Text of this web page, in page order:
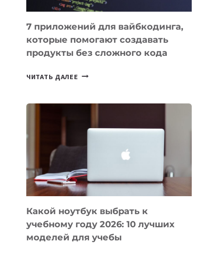
7 приложений для вайбкодинга,
которые помогают создавать
продукты без сложного кода
ЧИТАТЬ ДАЛЕЕ 7
ПОМОГАЮТ
СОЗДАВАТЬ
БЕЗ
СЛОЖНОГО
КОДА
Какой ноутбук выбрать к
учебному году 2026: 10 лучших
моделей для учебы